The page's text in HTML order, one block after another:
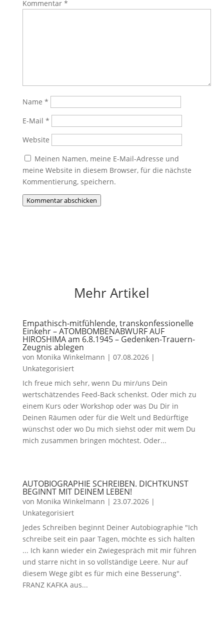
Kommentar *
Name *
E-Mail *
Website
Meinen Namen, meine E-Mail-Adresse und
meine Website in diesem Browser, für die nächste
Kommentierung, speichern.
Kommentar abschicken
Mehr Artikel
Empathisch-mitfühlende, transkonfessionelle
Einkehr – ATOMBOMBENABWURF AUF
HIROSHIMA am 6.8.1945 – Gedenken-Trauern-
Zeugnis ablegen
von Monika Winkelmann | 07.08.2026|
Unkategorisiert
Ich freue mich sehr, wenn Du mir/uns Dein
wertschätzendes Feed-Back schenkst. Oder mich zu
einem Kurs oder Workshop oder was Du Dir in
Deinen Räumen oder für die Welt und Bedürftige
wünschst oder wo Du mich siehst oder mit wem Du
mich zusammen bringen möchtest. Oder...
AUTOBIOGRAPHIE SCHREIBEN. DICHTKUNST
BEGINNT MIT DEINEM LEBEN!
von Monika Winkelmann | 23.07.2026|
Unkategorisiert
Jedes Schreiben beginnt Deiner Autobiographie "Ich
schreibe seit ein paar Tagen, möchte es sich halten
... Ich kann wieder ein Zwiegespräch mit mir führen
und starre nicht in so vollständige Leere. Nur auf
diesem Wege gibt es für mich eine Besserung".
FRANZ KAFKA aus...